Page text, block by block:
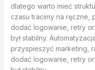
dlatego warto mieć
czasu tracimy na ręczne,
dodać logowanie, retry
był stabilny.
przyspieszyć marketing,
dodać logowanie, retry